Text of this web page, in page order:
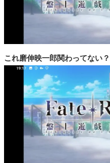
これ磨伸映一郎関わってない？